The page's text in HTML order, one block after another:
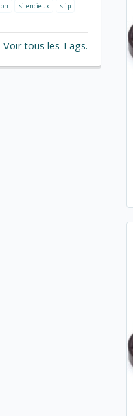
on silencieux
slip
Voir tous les Tags.